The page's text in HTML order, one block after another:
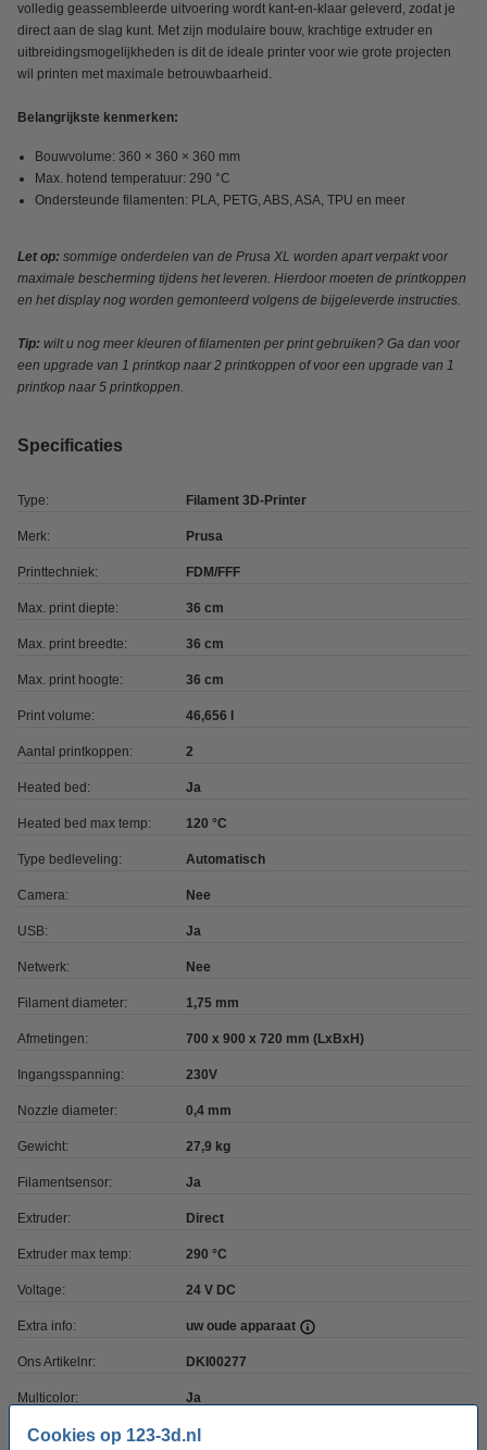
Cookies op 123-3d.nl
volledig geassembleerde uitvoering wordt kant-en-klaar geleverd, zodat je
direct aan de slag kunt. Met zijn modulaire bouw, krachtige extruder en
uitbreidingsmogelijkheden is dit de ideale printer voor wie grote projecten
wil printen met maximale betrouwbaarheid.
Belangrijkste kenmerken:
Bouwvolume: 360 × 360 × 360 mm
Max. hotend temperatuur: 290 °C
Ondersteunde filamenten: PLA, PETG, ABS, ASA, TPU en meer
Let op: sommige onderdelen van de Prusa XL worden apart verpakt voor
maximale bescherming tijdens het leveren. Hierdoor moeten de printkoppen
en het display nog worden gemonteerd volgens de bijgeleverde instructies.
Tip: wilt u nog meer kleuren of filamenten per print gebruiken? Ga dan voor
een upgrade van 1 printkop naar 2 printkoppen of voor een upgrade van 1
printkop naar 5 printkoppen.
Specificaties
Type: Filament 3D-Printer
Merk: Prusa
Printtechniek: FDM/FFF
Max. print diepte: 36 cm
Max. print breedte: 36 cm
Max. print hoogte: 36 cm
Print volume: 46,656 l
Aantal printkoppen: 2
Heated bed: Ja
Heated bed max temp: 120 °C
Type bedleveling: Automatisch
Camera: Nee
USB: Ja
Netwerk: Nee
Filament diameter: 1,75 mm
Afmetingen: 700 x 900 x 720 mm (LxBxH)
Ingangsspanning: 230V
Nozzle diameter: 0,4 mm
Gewicht: 27,9 kg
Filamentsensor: Ja
Extruder: Direct
Extruder max temp: 290 °C
Voltage: 24 V DC
Extra info: uw oude apparaat
Ons Artikelnr: DKI00277
Multicolor: Ja